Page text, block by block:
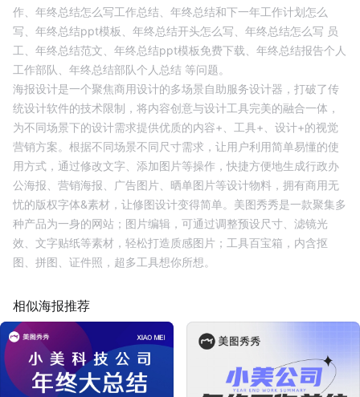
作、 年终总结怎么写工作总结、 年终总结和下一年工作计划怎么
写、 年终总结ppt模板、 年终总结开头怎么写、 年终总结怎么写 员
工、 年终总结范文、 年终总结ppt模板免费下载、 年终总结报告个人
工作部队、 年终总结部队个人总结 等问题。
海报设计是一个聚焦商用设计的多场景自助服务设计器，打破了传
统设计软件的技术限制，将内容创意与设计工具完美的融合一体，
为不同场景下的设计需求提供优质的内容+、工具+、设计+的视觉
营销方案。根据不同场景不同尺寸需求，让用户利用简单易懂的使
用方式，通过修改文字、添加图片等操作，快捷方便地生成行政办
公海报、营销海报、广告图片、晒单图片等设计物料，拥有商用无
忧的版权字体&素材，让修图设计变得简单。美图秀秀是一款聚集多
种产品为一身的网站；图片编辑，可通过调整预设尺寸、滤镜光
效、文字贴纸等素材，轻松打造质感图片；工具百宝箱，内含抠
图、拼图、证件照，超多工具想你所想。
相似海报推荐